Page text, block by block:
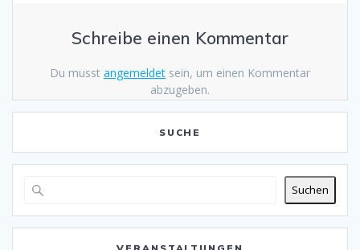
Schreibe einen Kommentar
Du musst angemeldet sein, um einen Kommentar
abzugeben.
SUCHE
Suchen